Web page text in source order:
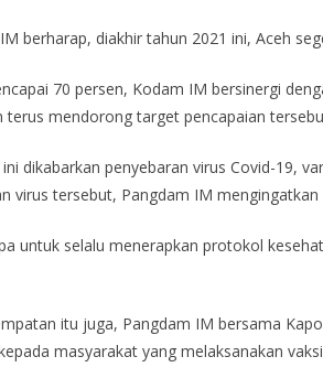
berharap, diakhir tahun 2021 ini, Aceh
70 persen, Kodam IM bersinergi
terus mendorong target pencapaian
dikabarkan penyebaran virus Covid-19,
virus tersebut, Pangdam IM
untuk selalu menerapkan protokol
itu juga, Pangdam IM bersama
masyarakat yang melaksanakan